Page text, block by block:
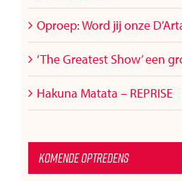
Oproep: Word jij onze
‘The Greatest Show’ een
Hakuna Matata – REPRISE
Komende optredens